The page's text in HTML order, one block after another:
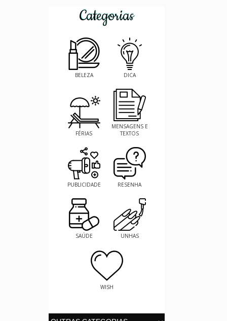
Categorias
BELEZA DICA
FÉRIAS
MENSAGENS E
TEXTOS
PUBLICIDADE RESENHA
SAÚDE UNHAS
WISH